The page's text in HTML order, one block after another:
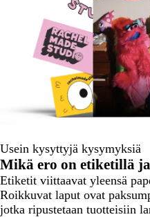
Usein kysyttyjä kysymyksiä
Mikä ero on etiketillä
Etiketit viittaavat yleensä
Roikkuvat laput ovat
jotka ripustetaan tuotteisiin